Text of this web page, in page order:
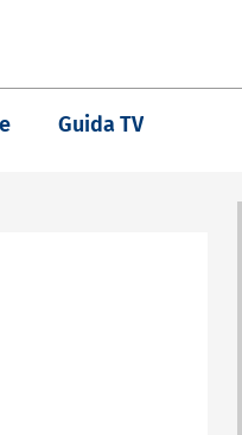
Guida TV